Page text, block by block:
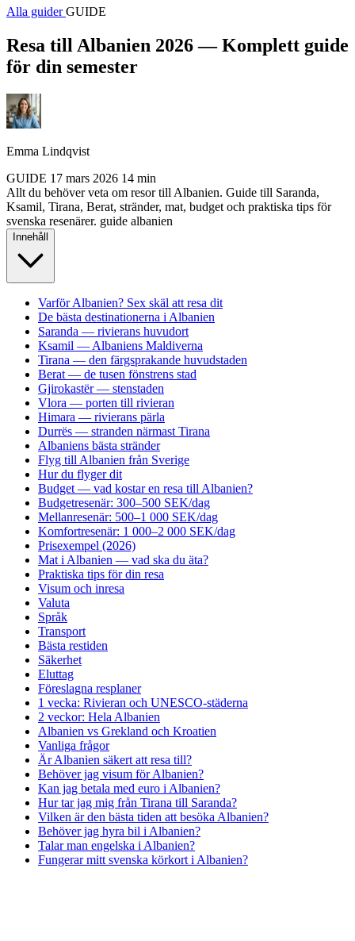
Alla guiderGUIDE
Resa till Albanien 2026 — Komplett guide
för din semester
Emma Lindqvist
GUIDE 17 mars 2026 14 min
Allt du behöver veta om resor till Albanien. Guide till Saranda,
Ksamil, Tirana, Berat, stränder, mat, budget och praktiska tips för
svenska resenärer. guide albanien
Innehåll
Varför Albanien? Sex skäl att resa dit
De bästa destinationerna i Albanien
Saranda — rivierans huvudort
Ksamil — Albaniens Maldiverna
Tirana — den färgsprakande huvudstaden
Berat — de tusen fönstrens stad
Gjirokastër — stenstaden
Vlora — porten till rivieran
Himara — rivierans pärla
Durrës — stranden närmast Tirana
Albaniens bästa stränder
Flyg till Albanien från Sverige
Hur du flyger dit
Budget — vad kostar en resa till Albanien?
Budgetresenär: 300–500 SEK/dag
Mellanresenär: 500–1 000 SEK/dag
Komfortresenär: 1 000–2 000 SEK/dag
Prisexempel (2026)
Mat i Albanien — vad ska du äta?
Praktiska tips för din resa
Visum och inresa
Valuta
Språk
Transport
Bästa restiden
Säkerhet
Eluttag
Föreslagna resplaner
1 vecka: Rivieran och UNESCO-städerna
2 veckor: Hela Albanien
Albanien vs Grekland och Kroatien
Vanliga frågor
Är Albanien säkert att resa till?
Behöver jag visum för Albanien?
Kan jag betala med euro i Albanien?
Hur tar jag mig från Tirana till Saranda?
Vilken är den bästa tiden att besöka Albanien?
Behöver jag hyra bil i Albanien?
Talar man engelska i Albanien?
Fungerar mitt svenska körkort i Albanien?